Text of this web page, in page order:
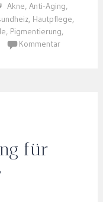
Akne, Anti-Aging,
, Hautpflege,
, Pigmentierung,
Kommentar
für